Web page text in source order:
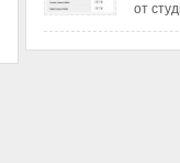
от